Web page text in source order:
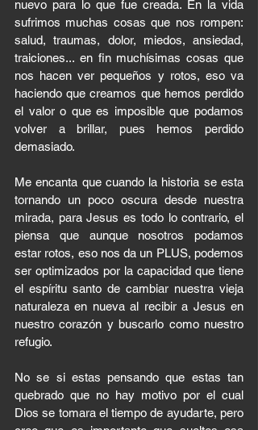
nuevo para lo que fue creada. En la vida
sufrimos muchas cosas que nos rompen:
salud, traumas, dolor, miedos, ansiedad,
traiciones... en fin muchísimas cosas que
nos hacen ver pequeños y rotos, eso va
haciendo que creamos que hemos perdido
el valor o que es imposible que podamos
volver a brillar, pues hemos perdido
demasiado.
Me encanta que cuando la historia se esta
tornando un poco oscura desde nuestra
mirada, para Jesus es todo lo contrario, el
piensa que aunque nosotros podamos
estar rotos, eso nos da un PLUS, podemos
ser optimizados por la capacidad que tiene
el espíritu santo de cambiar nuestra vieja
naturaleza en nueva al recibir a Jesus en
nuestro corazón y buscarlo como nuestro
refugio.
No se si estas pensando que estas tan
quebrado que no hay motivo por el cual
Dios se tomara el tiempo de ayudarte, pero